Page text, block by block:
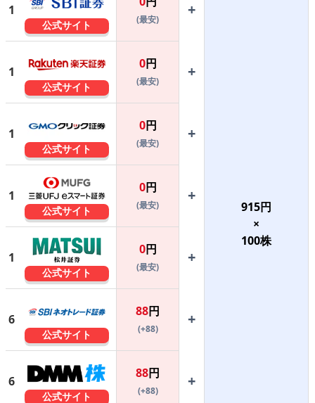
1
公式サイト (最安)
+
915円
×
100株
1
公式サイト
0円
(最安)
+
1
公式サイト
0円
(最安)
+
1
公式サイト
0円
(最安)
+
1
公式サイト
0円
(最安)
+
6
公式サイト
88円
(+88)
+
6
公式サイト
88円
(+88)
+